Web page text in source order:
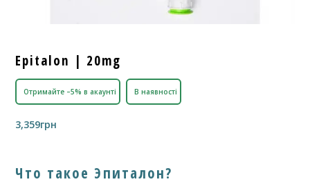
Epitalon | 20mg
Отримайте –5% в акаунті В наявності
3,359грн
Что такое Эпиталон?